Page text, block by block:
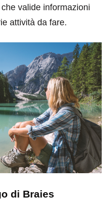
valide informazioni
attività da fare.
di Braies